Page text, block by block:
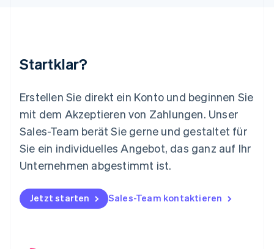
Startklar?
Erstellen Sie direkt ein Konto und beginnen Sie
mit dem Akzeptieren von Zahlungen. Unser
Sales-Team berät Sie gerne und gestaltet für
Sie ein individuelles Angebot, das ganz auf Ihr
Unternehmen abgestimmt ist.
Jetzt starten Sales-Team kontaktieren
English简体中文
English
Mexiko
Español English
Neuseeland
English
NederlandsEnglish
English
Österreich